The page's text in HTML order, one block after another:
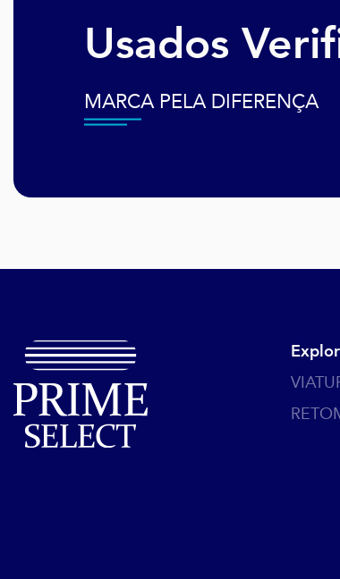
Usados
MARCA PELA DIFERENÇA